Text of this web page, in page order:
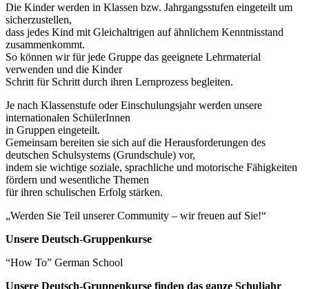
Die Kinder werden in Klassen bzw. Jahrgangsstufen eingeteilt um
sicherzustellen,
dass jedes Kind mit Gleichaltrigen auf ähnlichem Kenntnisstand
zusammenkommt.
So können wir für jede Gruppe das geeignete Lehrmaterial
verwenden und die Kinder
Schritt für Schritt durch ihren Lernprozess begleiten.
Je nach Klassenstufe oder Einschulungsjahr werden unsere
internationalen SchülerInnen
in Gruppen eingeteilt.
Gemeinsam bereiten sie sich auf die Herausforderungen des
deutschen Schulsystems (Grundschule) vor,
indem sie wichtige soziale, sprachliche und motorische Fähigkeiten
fördern und wesentliche Themen
für ihren schulischen Erfolg stärken.
„Werden Sie Teil unserer Community – wir freuen auf Sie!“
Unsere Deutsch-Gruppenkurse
“How To” German School
Unsere Deutsch-Gruppenkurse finden das ganze Schuljahr